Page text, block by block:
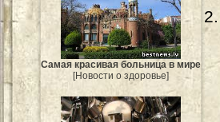
Самая красивая больница в мире
[Новости о здоровье]